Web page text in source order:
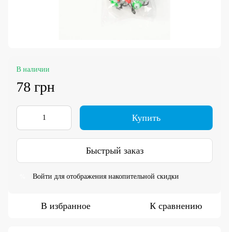
В наличии
78 грн
Купить
Быстрый заказ
Войти для отображения накопительной скидки
В избранное К сравнению